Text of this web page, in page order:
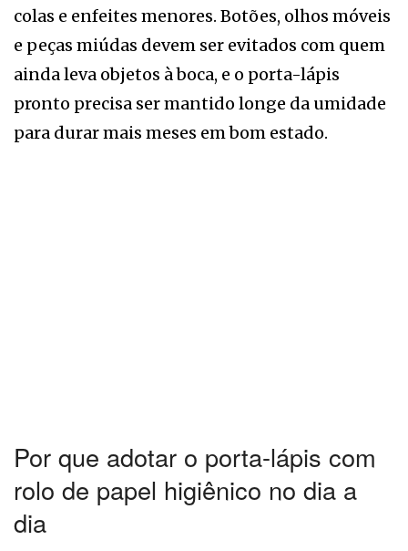
colas e enfeites menores. Botões, olhos móveis
e peças miúdas devem ser evitados com quem
ainda leva objetos à boca, e o porta-lápis
pronto precisa ser mantido longe da umidade
para durar mais meses em bom estado.
Por que adotar o porta-lápis com
rolo de papel higiênico no dia a
dia